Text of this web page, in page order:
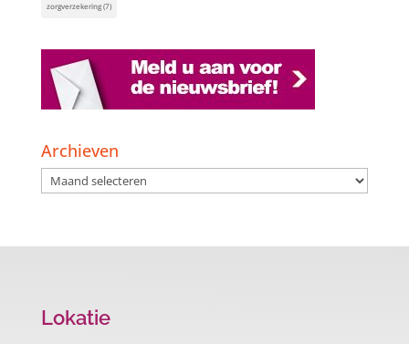
zorgverzekering(7)
Archieven
Archieven
Lokatie